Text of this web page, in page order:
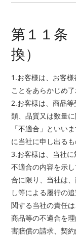
第１１条
換）
1.お客様は、お客
ことをあらかじめ
2.お客様は、商品
類、品質又は数量
「不適合」といい
に当社に申し出るも
3.お客様は、当社
不適合の内容を示
合に限り、当社は
し等による履行の
関する当社の責任
商品等の不適合を
害賠償の請求、契